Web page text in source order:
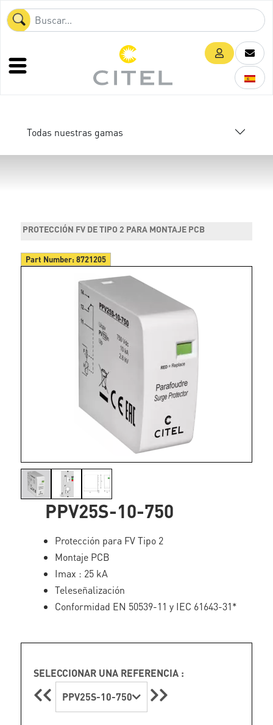
Todas nuestras gamas
PROTECCIÓN FV DE TIPO 2 PARA MONTAJE PCB
Part Number:8721205
PPV25S-10-750
Protección para FV Tipo 2
Montaje PCB
Imax : 25 kA
Teleseñalización
Conformidad EN 50539-11 y IEC 61643-31*
SELECCIONAR UNA REFERENCIA :
PPV25S-10-750